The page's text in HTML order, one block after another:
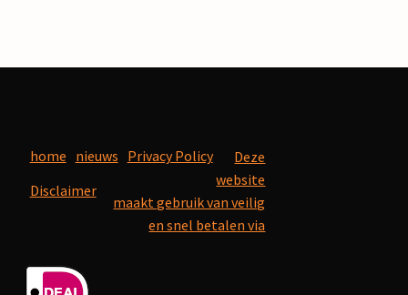
home nieuws Privacy Policy
Disclaimer
Deze
website
maakt gebruik van veilig
en snel betalen via